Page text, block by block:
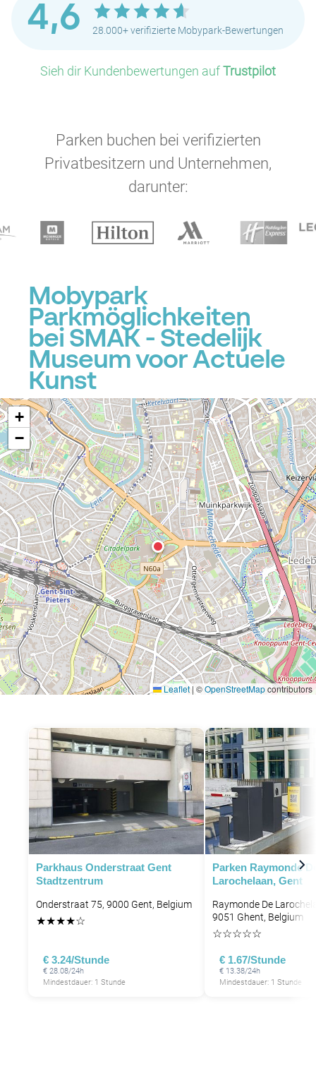
4,6 28.000+ verifizierte Mobypark-Bewertungen
Sieh dir Kundenbewertungen aufTrustpilot
Parken buchen bei verifizierten
Privatbesitzern und Unternehmen,
darunter:
Mobypark
Parkmöglichkeiten
bei SMAK - Stedelijk
Museum voor Actuele
Kunst
P
P
+
−
Leaflet | ©OpenStreetMapcontributors
Parkhaus Onderstraat Gent
Stadtzentrum
Onderstraat 75, 9000 Gent, Belgium
★★★★☆
€ 3.24/Stunde
€ 28.08/24h
Mindestdauer: 1 Stunde
Parken Raymonde
Larochelaan, Gent
Raymonde De
9051 Ghent, Belgium
☆☆☆☆☆
€ 1.67/Stunde
€ 13.38/24h
Mindestdauer: 1 Stunde